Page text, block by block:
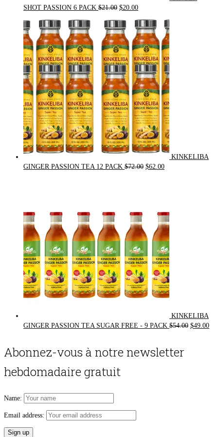
SHOT PASSION 6 PACK $21.00 Original
was:
$21.00.
$20.00Current
is:
$20.00.
KINKELIBA
GINGER PASSION TEA 12 PACK $72.00 Original
$62.00Current
KINKELIBA
GINGER PASSION TEA SUGAR FREE - 9 PACK $54.00 Original
$49.00
Abonnez-vous à notre newsletter
hebdomadaire gratuit
Name:
Email address: